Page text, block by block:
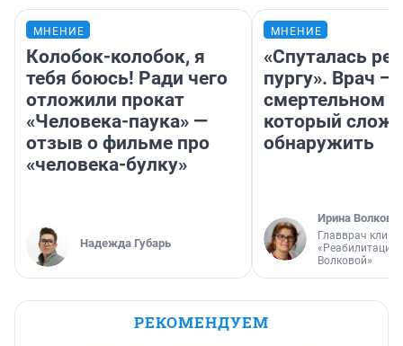
МНЕНИЕ
Колобок-колобок, я
тебя боюсь! Ради чего
отложили прокат
«Человека-паука» —
отзыв о фильме про
«человека-булку»
Надежда Губарь
МНЕНИЕ
«Спуталась
пургу». Врач —
смертельном
который
обнаружить
Ирина Волкова
Главврач
«Реабилитация
Волковой»
РЕКОМЕНДУЕМ